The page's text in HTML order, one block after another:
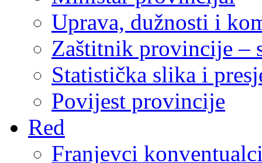
Uprava, dužnosti i
Zaštitnik provincije –
Statistička slika i
Povijest provincije
Red
Franjevci